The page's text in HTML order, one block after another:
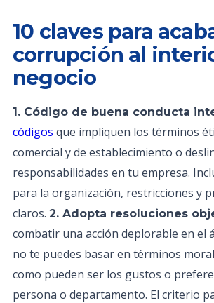
10 claves para
corrupción al
negocio
1. Código de buena conducta
códigos que impliquen los términos
comercial y de establecimiento o
responsabilidades en tu empresa.
para la organización, restricciones y
claros. 2. Adopta resoluciones
combatir una acción deplorable en el
no te puedes basar en términos
como pueden ser los gustos o
persona o departamento. El criterio